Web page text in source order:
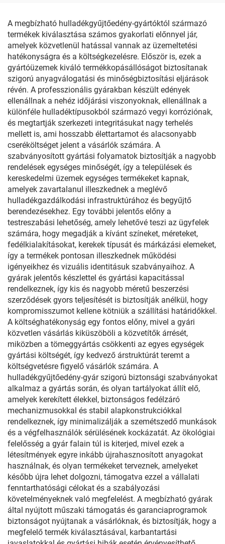
A megbízható hulladékgyűjtőedény-gyártóktól származó
termékek kiválasztása számos gyakorlati előnnyel jár,
amelyek közvetlenül hatással vannak az üzemeltetési
hatékonyságra és a költségkezelésre. Először is, ezek a
gyártóüzemek kiváló termékkopásállóságot biztosítanak
szigorú anyagválogatási és minőségbiztosítási eljárások
révén. A professzionális gyárakban készült edények
ellenállnak a nehéz időjárási viszonyoknak, ellenállnak a
különféle hulladéktípusokból származó vegyi korróziónak,
és megtartják szerkezeti integritásukat nagy terhelés
mellett is, ami hosszabb élettartamot és alacsonyabb
cseréköltséget jelent a vásárlók számára. A
szabványosított gyártási folyamatok biztosítják a nagyobb
rendelések egységes minőségét, így a települések és
kereskedelmi üzemek egységes termékeket kapnak,
amelyek zavartalanul illeszkednek a meglévő
hulladékgazdálkodási infrastruktúrához és begyűjtő
berendezésekhez. Egy további jelentős előny a
testreszabási lehetőség, amely lehetővé teszi az ügyfelek
számára, hogy megadják a kívánt színeket, méreteket,
fedélkialakításokat, kerekek típusát és márkázási elemeket,
így a termékek pontosan illeszkednek működési
igényeikhez és vizuális identitásuk szabványaihoz. A
gyárak jelentős készlettel és gyártási kapacitással
rendelkeznek, így kis és nagyobb méretű beszerzési
szerződések gyors teljesítését is biztosítják anélkül, hogy
kompromisszumot kellene kötniük a szállítási határidőkkel.
A költséghatékonyság egy fontos előny, mivel a gyári
közvetlen vásárlás kiküszöböli a közvetítők árrését,
miközben a tömeggyártás csökkenti az egyes egységek
gyártási költségét, így kedvező árstruktúrát teremt a
költségvetésre figyelő vásárlók számára. A
hulladékgyűjtőedény-gyár szigorú biztonsági szabványokat
alkalmaz a gyártás során, és olyan tartályokat állít elő,
amelyek kerekített élekkel, biztonságos fedélzáró
mechanizmusokkal és stabil alapkonstrukciókkal
rendelkeznek, így minimalizálják a szemétszedő munkások
és a végfelhasználók sérülésének kockázatát. Az ökológiai
felelősség a gyár falain túl is kiterjed, mivel ezek a
létesítmények egyre inkább újrahasznosított anyagokat
használnak, és olyan termékeket terveznek, amelyeket
később újra lehet dolgozni, támogatva ezzel a vállalati
fenntarthatósági célokat és a szabályozási
követelményeknek való megfelelést. A megbízható gyárak
által nyújtott műszaki támogatás és garanciaprogramok
biztonságot nyújtanak a vásárlóknak, és biztosítják, hogy a
megfelelő termék kiválasztásával, karbantartási